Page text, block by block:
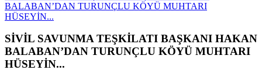
BALABAN’DAN TURUNÇLU KÖYÜ MUHTARI
HÜSEYİN...
SİVİL SAVUNMA TEŞKİLATI BAŞKANI HAKAN
BALABAN’DAN TURUNÇLU KÖYÜ MUHTARI
HÜSEYİN...